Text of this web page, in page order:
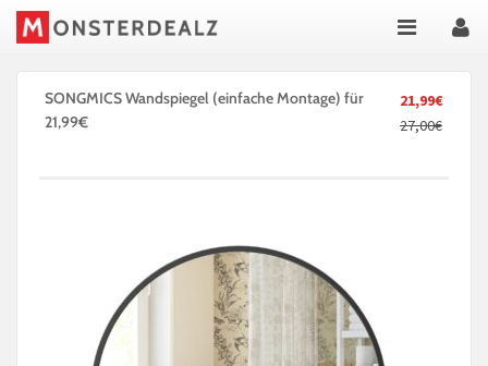
21,99€
27,00€
SONGMICS Wandspiegel (einfache Montage) für
21,99€